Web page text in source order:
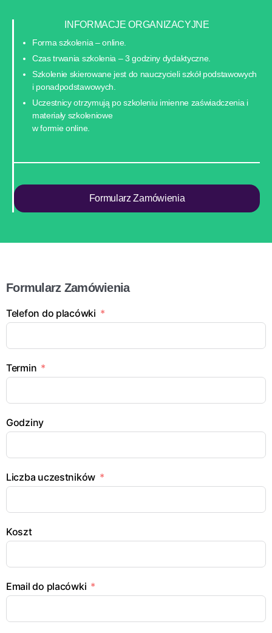
INFORMACJE ORGANIZACYJNE
Forma szkolenia – online.
Czas trwania szkolenia – 3 godziny dydaktyczne.
Szkolenie skierowane jest do nauczycieli szkół podstawowych
i ponadpodstawowych.
Uczestnicy otrzymują po szkoleniu imienne zaświadczenia i
materiały szkoleniowe
w formie online.
Formularz Zamówienia
Formularz Zamówienia
Telefon do placówki
Termin
Godziny
Liczba uczestników
Koszt
Email do placówki